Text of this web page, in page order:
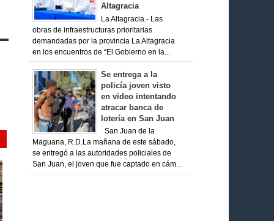
Altagracia
La Altagracia.- Las
obras de infraestructuras prioritarias
demandadas por la provincia La Altagracia
en los encuentros de “El Gobierno en la...
Se entrega a la
policía joven visto
en video intentando
atracar banca de
lotería en San Juan
San Juan de la
Maguana, R.D.La mañana de este sábado,
se entregó a las autoridades policiales de
San Juan, el joven que fue captado en cám...